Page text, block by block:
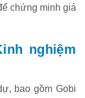
chứng minh giá
nghiệm
bao gồm Gobi